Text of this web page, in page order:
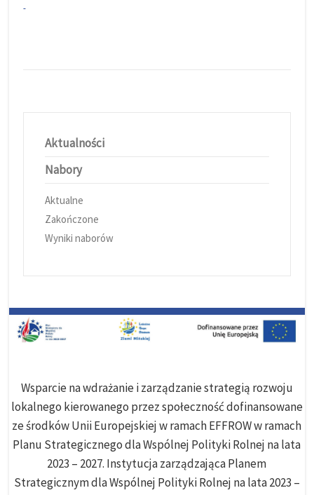
Aktualności
Nabory
Aktualne
Zakończone
Wyniki naborów
Wsparcie na wdrażanie i zarządzanie strategią rozwoju
lokalnego kierowanego przez społeczność dofinansowane
ze środków Unii Europejskiej w ramach EFFROW w ramach
Planu Strategicznego dla Wspólnej Polityki Rolnej na lata
2023 – 2027. Instytucja zarządzająca Planem
Strategicznym dla Wspólnej Polityki Rolnej na lata 2023 –